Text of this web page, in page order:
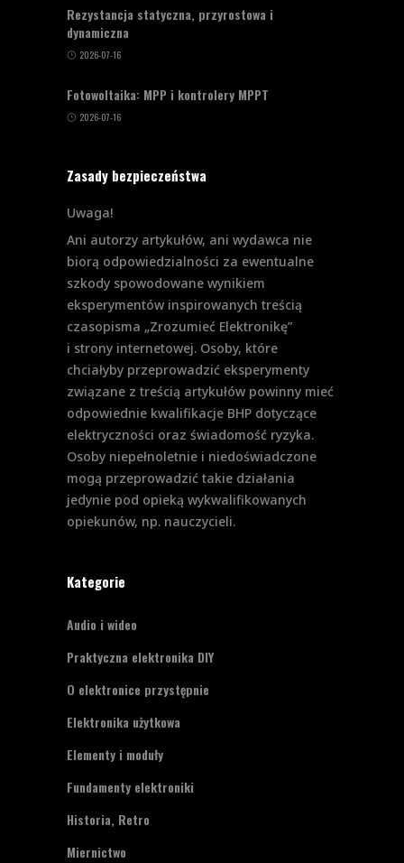
Rezystancja statyczna, przyrostowa i
dynamiczna
2026-07-16
Fotowoltaika: MPP i kontrolery MPPT
2026-07-16
Zasady bezpieczeństwa
Uwaga!
Ani autorzy artykułów, ani wydawca nie
biorą odpowiedzialności za ewentualne
szkody spowodowane wynikiem
eksperymentów inspirowanych treścią
czasopisma „Zrozumieć Elektronikę”
i strony internetowej. Osoby, które
chciałyby przeprowadzić eksperymenty
związane z treścią artykułów powinny mieć
odpowiednie kwalifikacje BHP dotyczące
elektryczności oraz świadomość ryzyka.
Osoby niepełnoletnie i niedoświadczone
mogą przeprowadzić takie działania
jedynie pod opieką wykwalifikowanych
opiekunów, np. nauczycieli.
Kategorie
Audio i wideo
Praktyczna elektronika DIY
O elektronice przystępnie
Elektronika użytkowa
Elementy i moduły
Fundamenty elektroniki
Historia, Retro
Miernictwo